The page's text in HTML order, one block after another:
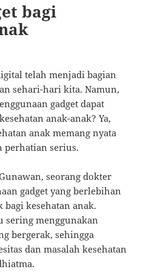
bagi
telah menjadi bagian
sehari-hari kita. Namun,
gadget dapat
anak-anak? Ya,
anak memang nyata
perhatian serius.
seorang dokter
gadget yang berlebihan
kesehatan anak.
sering menggunakan
bergerak, sehingga
dan masalah kesehatan